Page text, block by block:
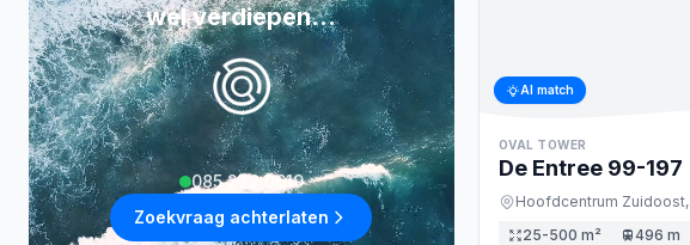
wel verdiepen...
085 222 0619
Zoekvraag achterlaten
AI match
OVAL TOWER
De Entree 99-197
Hoofdcentrum Zuidoost,
25-500 m²
496 m